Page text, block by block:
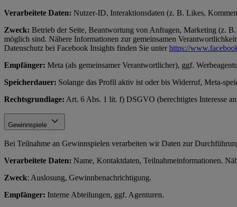
Verarbeitete Daten: Nutzer-ID, Interaktionsdaten (z. B. Likes,
Zweck: Betrieb der Seite, Beantwortung von Anfragen, Marketing (z.
möglich sind. Nähere Informationen zur gemeinsamen
Datenschutz bei Facebook Insights finden Sie unterhttps://
Empfänger: Meta (als gemeinsamer Verantwortlicher), ggf.
Speicherdauer: Solange das Profil aktiv ist oder bis Widerruf, Meta-
Rechtsgrundlage: Art. 6 Abs. 1 lit. f) DSGVO (berechtigtes Interesse
Gewinnspiele
Bei Teilnahme an Gewinnspielen verarbeiten wir Daten zur
Verarbeitete Daten: Name, Kontaktdaten, Teilnahmeinformationen.
Zweck: Auslosung, Gewinnbenachrichtigung.
Empfänger: Interne Abteilungen, ggf. Agenturen.